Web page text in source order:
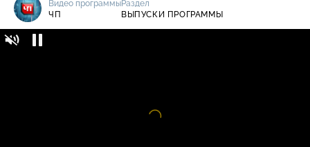
Видео программы
ЧП
Раздел
ВЫПУСКИ ПРОГРАММЫ
Видео